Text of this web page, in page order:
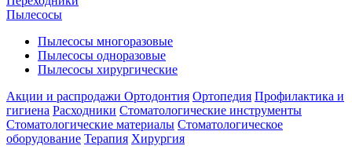
Пылесосы
Пылесосы многоразовые
Пылесосы одноразовые
Пылесосы хирургические
Акции и распродажи Ортодонтия Ортопедия Профилактика и
гигиена Расходники Стоматологические инструменты
Стоматологические материалы Стоматологическое
оборудование Терапия Хирургия